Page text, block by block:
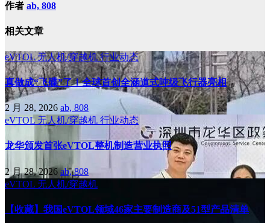
作者 ab, 808
相关文章
eVTOL无人机/穿越机行业动态
真做成“飞碟”了！全球首创全涵道式吨级飞行器亮相
2 月 28, 2026 ab, 808
eVTOL 无人机/穿越机 行业动态
龙华颁发首张eVTOL整机制造营业执照
2 月 28, 2026ab, 808
eVTOL 无人机/穿越机
【收藏】我国eVTOL领域46家主要制造商及51型产品清单